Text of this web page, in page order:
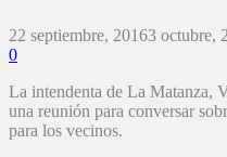
22 septiembre, 20163 octubre,
0
La intendenta de La Matanza,
una reunión para conversar
para los vecinos.